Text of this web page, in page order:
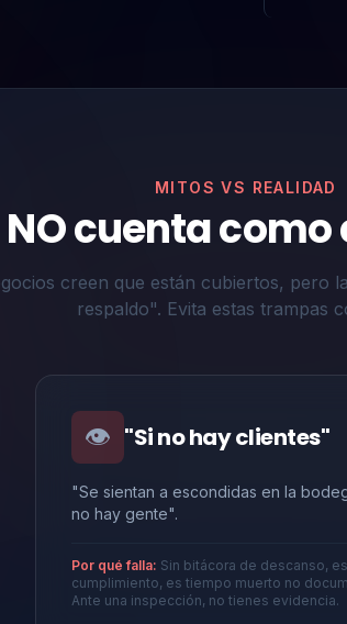
MITOS VS REALIDAD
NO cuenta
creen que están cubiertos, pero
respaldo". Evita estas trampas
👁️ "Si no hay clientes"
"Se sientan a escondidas en la
no hay gente".
Por qué falla: Sin bitácora de descanso,
cumplimiento, es tiempo muerto no
Ante una inspección, no tienes evidencia.